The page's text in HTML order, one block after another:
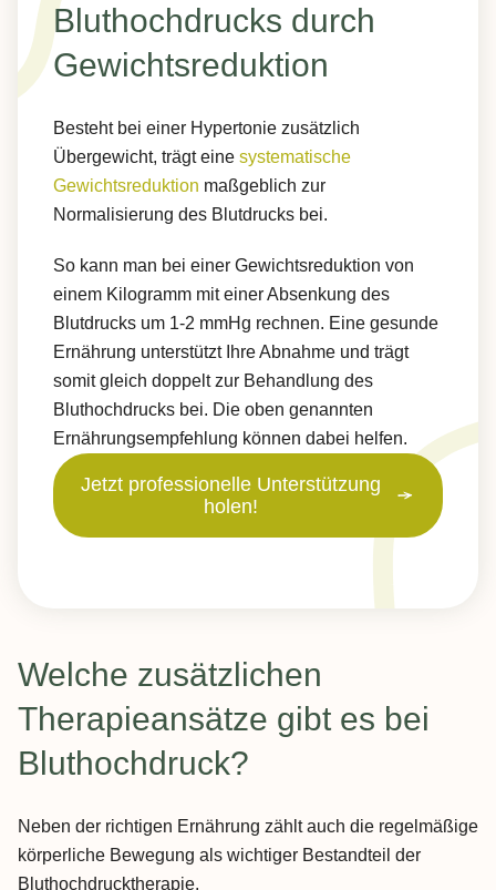
Bluthochdrucks durch
Gewichtsreduktion
Besteht bei einer Hypertonie zusätzlich
Übergewicht, trägt eine systematische
Gewichtsreduktion maßgeblich zur
Normalisierung des Blutdrucks bei.
So kann man bei einer Gewichtsreduktion von
einem Kilogramm mit einer Absenkung des
Blutdrucks um 1-2 mmHg rechnen. Eine gesunde
Ernährung unterstützt Ihre Abnahme und trägt
somit gleich doppelt zur Behandlung des
Bluthochdrucks bei. Die oben genannten
Ernährungsempfehlung können dabei helfen.
Jetzt professionelle Unterstützung
holen!
Welche zusätzlichen
Therapieansätze gibt es bei
Bluthochdruck?
Neben der richtigen Ernährung zählt auch die regelmäßige
körperliche Bewegung als wichtiger Bestandteil der
Bluthochdrucktherapie.